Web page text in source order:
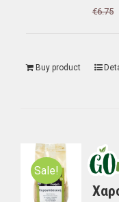
€6.75
Buy product
Sale!